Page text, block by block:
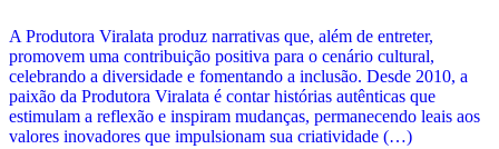
A Produtora Viralata produz narrativas que, além de entreter,
promovem uma contribuição positiva para o cenário cultural,
celebrando a diversidade e fomentando a inclusão. Desde 2010, a
paixão da Produtora Viralata é contar histórias autênticas que
estimulam a reflexão e inspiram mudanças, permanecendo leais aos
valores inovadores que impulsionam sua criatividade (…)